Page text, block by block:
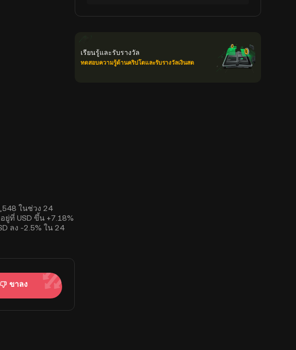
ในช่วง 24
ที่ USD ขึ้น +7.18%
ลง -2.5% ใน 24
ขาลง
เรียนรู้และรับรางวัล
ทดสอบความรู้ด้านคริปโตและรับรางวัลเงินสด